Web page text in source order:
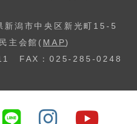
潟市中央区新光町15-5
主会館( MAP)
FAX：025-285-0248